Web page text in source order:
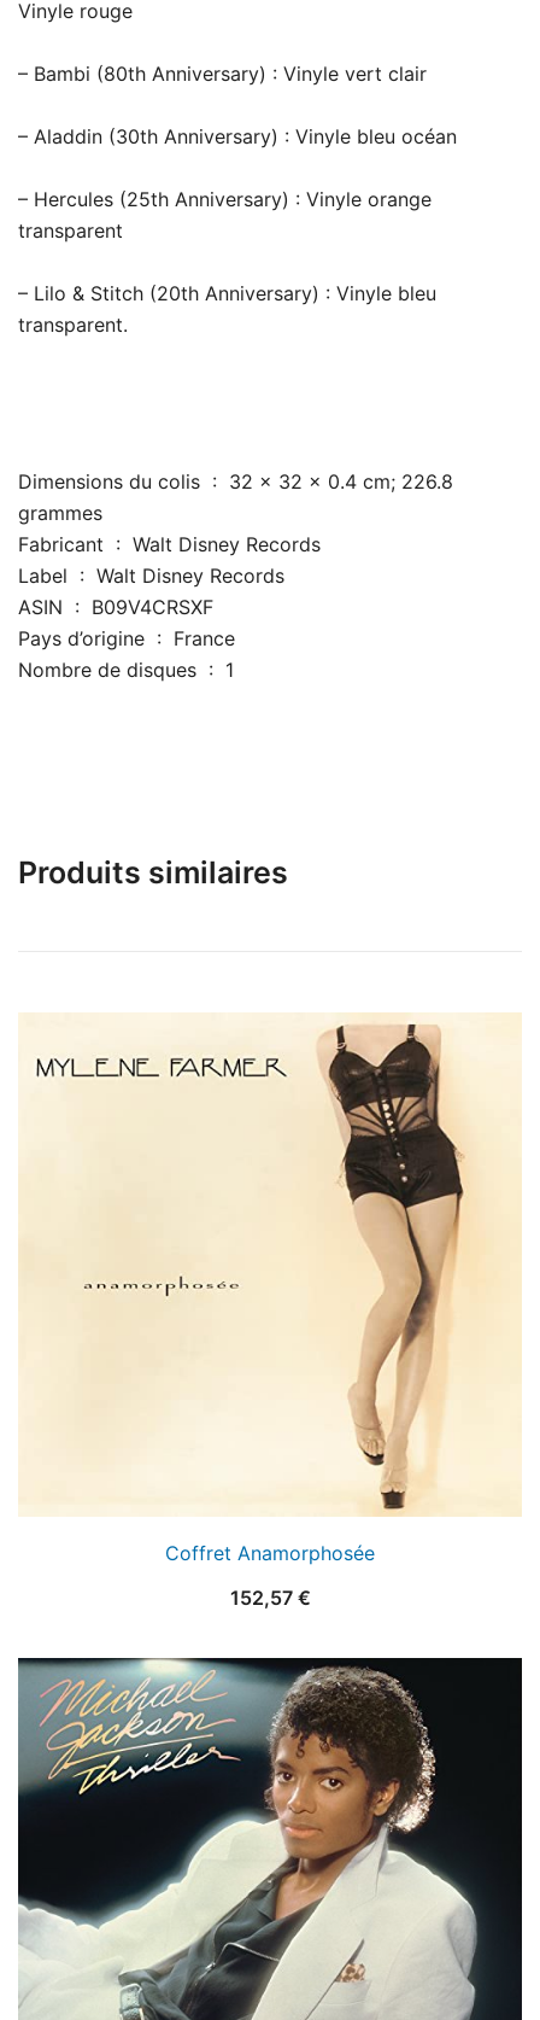
Vinyle rouge
– Bambi (80th Anniversary) : Vinyle vert clair
– Aladdin (30th Anniversary) : Vinyle bleu océan
– Hercules (25th Anniversary) : Vinyle orange
transparent
– Lilo & Stitch (20th Anniversary) : Vinyle bleu
transparent.
Dimensions du colis ‏ : ‎ 32 x 32 x 0.4 cm; 226.8
grammes
Fabricant ‏ : ‎ Walt Disney Records
Label ‏ : ‎ Walt Disney Records
ASIN ‏ : ‎ B09V4CRSXF
Pays d’origine ‏ : ‎ France
Nombre de disques ‏ : ‎ 1
Produits similaires
Coffret Anamorphosée
152,57 €